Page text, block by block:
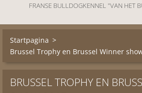
FRANSE BULLDOGKENNEL "VAN HET
Startpagina >
Brussel Trophy en Brussel Winner
BRUSSEL TROPHY EN